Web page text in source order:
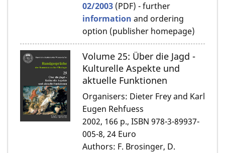
02/2003 (PDF) - further
information and ordering
option (publisher homepage)
Volume 25: Über die Jagd -
Kulturelle Aspekte und
aktuelle Funktionen
Organisers: Dieter Frey and Karl
Eugen Rehfuess
2002, 166 p., ISBN 978-3-89937-
005-8, 24 Euro
Authors: F. Brosinger, D.